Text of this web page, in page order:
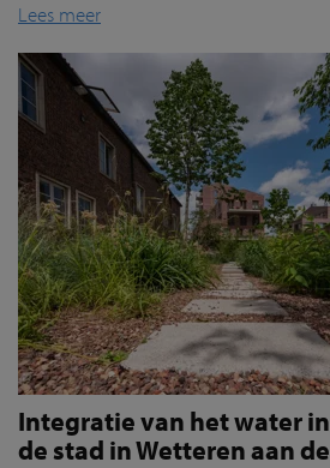
Lees meer
Integratie van het water
de stad in Wetteren aan